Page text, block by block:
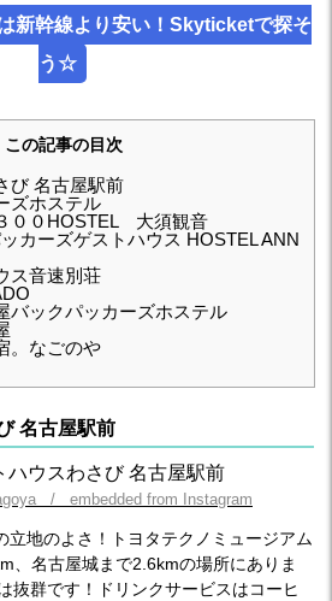
新幹線より安い！Skyticketで探そ
う☆
この記事の目次
び 名古屋駅前
ズホステル
００HOSTEL 大須観音
カーズゲストハウス HOSTEL ANN
ス音速別荘
バックパッカーズホステル
。なごのや
名古屋駅前
/ embedded from Instagram
立地のよさ！トヨタテクノミュージアム
、名古屋城まで2.6kmの場所にありま
抜群です！ドリンクサービスはコーヒ